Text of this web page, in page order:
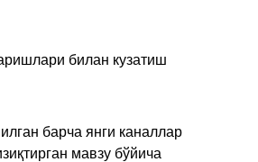
билан кузатиш
барча янги каналлар
мавзу бўйича